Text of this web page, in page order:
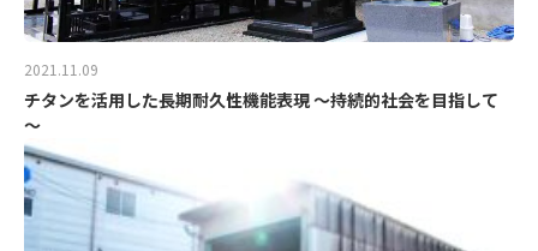
2021.11.09
チタンを活用した長期耐久性機能表現 ～持続的社会を目指して
～